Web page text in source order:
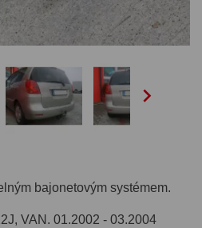

bajonetovým systémem.
VAN. 01.2002 - 03.2004